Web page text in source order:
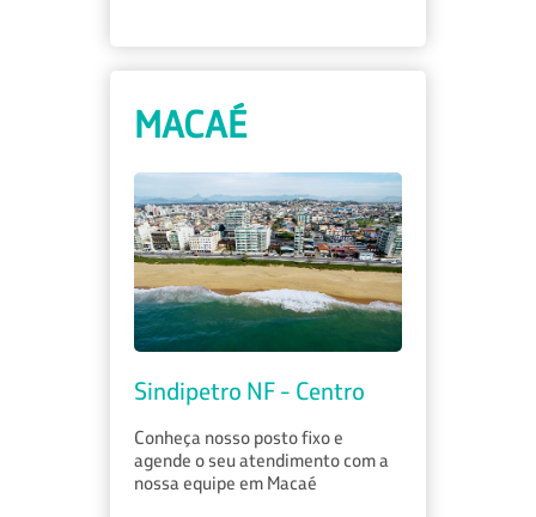
MACAÉ
Sindipetro NF - Centro
Conheça nosso posto fixo e
agende o seu atendimento com a
nossa equipe em Macaé